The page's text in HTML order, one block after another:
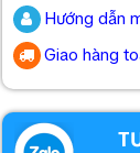
Hướng dẫn
Giao hàng